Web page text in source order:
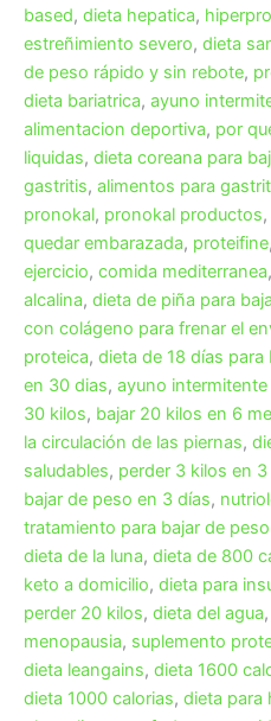
based, dieta hepatica,
estreñimiento severo, dieta
de peso rápido y sin rebote,
dieta bariatrica, ayuno
alimentacion deportiva, por
liquidas, dieta coreana para
gastritis, alimentos para
pronokal, pronokal productos,
quedar embarazada, proteifine,
ejercicio, comida mediterranea,
alcalina, dieta de piña para
con colágeno para frenar el
proteica, dieta de 18 días para
en 30 dias, ayuno
30 kilos, bajar 20 kilos en 6
la circulación de las piernas,
saludables, perder 3 kilos en 3
bajar de peso en 3 días,
tratamiento para bajar de peso
dieta de la luna, dieta de 800
keto a domicilio, dieta para
perder 20 kilos, dieta del agua,
menopausia, suplemento
dieta leangains, dieta 1600
dieta 1000 calorias, dieta para